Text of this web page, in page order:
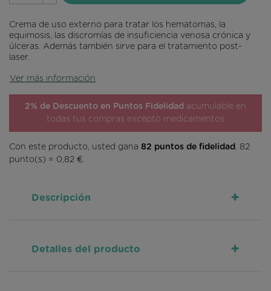
Crema de uso externo para tratar los hematomas, la
equimosis, las discromías de insuficiencia venosa crónica y
úlceras. Además también sirve para el tratamiento post-
laser.
Ver más información
2% de Descuento en Puntos Fidelidad acumulable en
todas tus compras excepto medicamentos
Con este producto, usted gana 82 puntos de fidelidad . 82
punto(s) = 0,82 €.
Descripción +
Detalles del producto +